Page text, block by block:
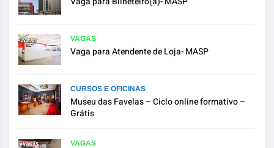
VAGAS
Vaga para Atendente de Loja- MASP
CURSOS E OFICINAS
Museu das Favelas – Ciclo online formativo –
Grátis
VAGAS